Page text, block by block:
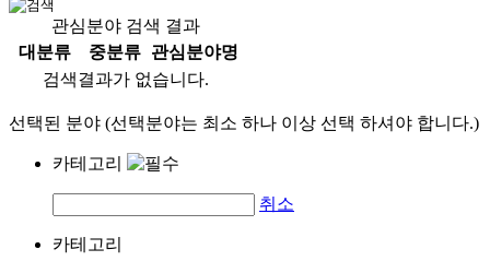
관심분야 검색 결과
대분류
중분류
관심분야명
검색결과가 없습니다.
선택된 분야 (선택분야는 최소 하나 이상 선택 하셔야 합니다.)
카테고리
취소
카테고리